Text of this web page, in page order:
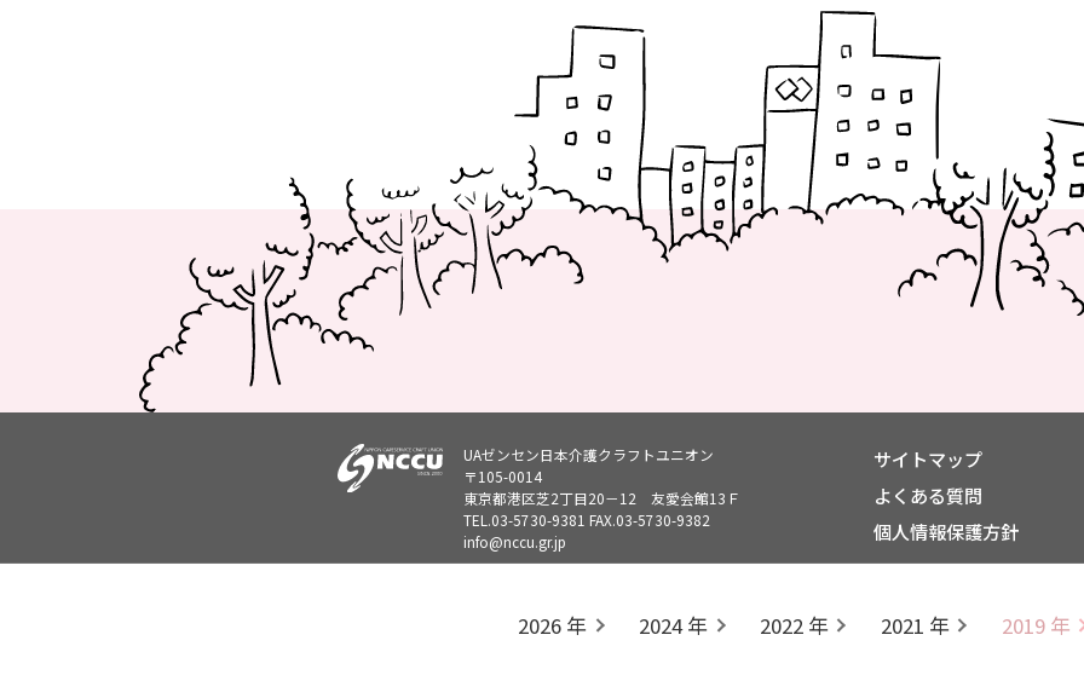
2026 年 2024 年 2022 年 2021 年 2019 年
サイトマップ
よくある質問
個人情報保護方針
UAゼンセン日本介護クラフトユニオン
〒105-0014
東京都港区芝2丁目20－12 友愛会館13Ｆ
TEL.03-5730-9381 FAX.03-5730-9382
info@nccu.gr.jp